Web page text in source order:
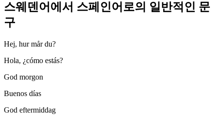
스웨덴어에서 스페인어로의 일반적인 문
구
Hej, hur mår du?
Hola, ¿cómo estás?
God morgon
Buenos días
God eftermiddag